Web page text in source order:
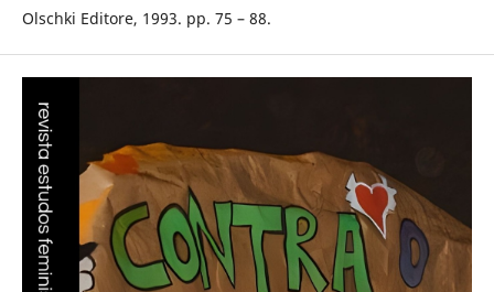
Olschki Editore, 1993. pp. 75 – 88.